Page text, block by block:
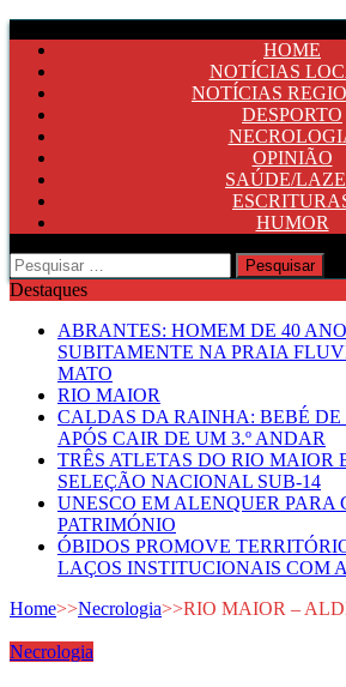
HOME
NOTÍCIAS
NOTÍCIAS
DESPORTO
OPINIÃO
SAÚDE/
HUMOR
Pesquisar
por:
Destaques
ABRANTES: HOMEM DE 40
SUBITAMENTE NA PRAIA
MATO
RIO MAIOR
CALDAS DA RAINHA: BEBÉ DE
APÓS CAIR DE UM 3.º ANDAR
TRÊS ATLETAS DO RIO MAIOR
SELEÇÃO NACIONAL SUB-14
UNESCO EM ALENQUER PARA
PATRIMÓNIO
ÓBIDOS PROMOVE
LAÇOS INSTITUCIONAIS COM
Home>>Necrologia>>RIO MAIOR –
Necrologia